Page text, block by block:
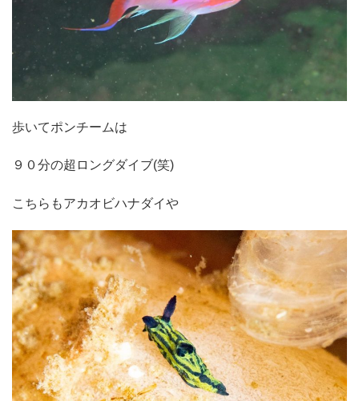
歩いてポンチームは
９０分の超ロングダイブ(笑)
こちらもアカオビハナダイや